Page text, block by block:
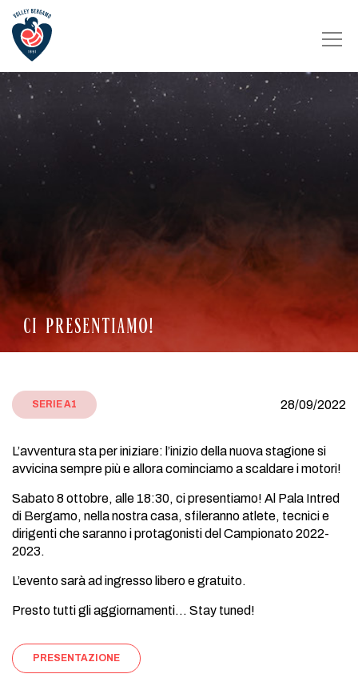
CI PRESENTIAMO!
SERIE A1 28/09/2022
L’avventura sta per iniziare: l’inizio della nuova stagione si
avvicina sempre più e allora cominciamo a scaldare i motori!
Sabato 8 ottobre, alle 18:30, ci presentiamo! Al Pala Intred
di Bergamo, nella nostra casa, sfileranno atlete, tecnici e
dirigenti che saranno i protagonisti del Campionato 2022-
2023.
L’evento sarà ad ingresso libero e gratuito.
Presto tutti gli aggiornamenti… Stay tuned!
PRESENTAZIONE